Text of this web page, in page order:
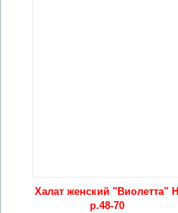
Халат женский "Виолетта" Н
р.48-70